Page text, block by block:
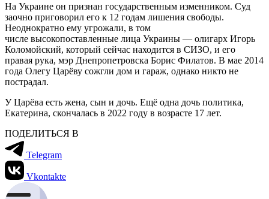
На Украине он признан государственным изменником. Суд
заочно приговорил его к 12 годам лишения свободы.
Неоднократно ему угрожали, в том
числе высокопоставленные лица Украины — олигарх Игорь
Коломойский, который сейчас находится в СИЗО, и его
правая рука, мэр Днепропетровска Борис Филатов. В мае 2014
года Олегу Царёву сожгли дом и гараж, однако никто не
пострадал.
У Царёва есть жена, сын и дочь. Ещё одна дочь политика,
Екатерина, скончалась в 2022 году в возрасте 17 лет.
ПОДЕЛИТЬСЯ В
Telegram
Vkontakte